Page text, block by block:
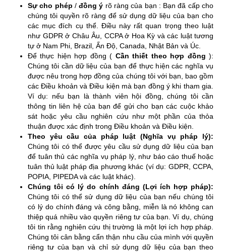
Sự cho phép /đồng ý rõ ràng của bạn : Bạn đã cấp cho
chúng tôi quyền rõ ràng để sử dụng dữ liệu của bạn cho
các mục đích cụ thể. Điều này rất quan trọng theo luật
như GDPR ở Châu Âu, CCPA ở Hoa Kỳ và các luật tương
tự ở Nam Phi, Brazil, Ấn Độ, Canada, Nhật Bản và Úc.
Để thực hiện hợp đồng ( Cần thiết theo hợp đồng):
Chúng tôi cần dữ liệu của bạn để thực hiện các nghĩa vụ
được nêu trong hợp đồng của chúng tôi với bạn, bao gồm
các Điều khoản và Điều kiện mà bạn đồng ý khi tham gia.
Ví dụ: nếu bạn là thành viên hội đồng, chúng tôi cần
thông tin liên hệ của bạn để gửi cho bạn các cuộc khảo
sát hoặc yêu cầu nghiên cứu như một phần của thỏa
thuận được xác định trong Điều khoản và Điều kiện.
Theo yêu cầu của pháp luật (Nghĩa vụ pháp lý):
Chúng tôi có thể được yêu cầu sử dụng dữ liệu của bạn
để tuân thủ các nghĩa vụ pháp lý, như báo cáo thuế hoặc
tuân thủ luật pháp địa phương khác (ví dụ: GDPR, CCPA,
POPIA, PIPEDA và các luật khác).
Chúng tôi có lý do chính đáng (Lợi ích hợp pháp):
Chúng tôi có thể sử dụng dữ liệu của bạn nếu chúng tôi
có lý do chính đáng và công bằng, miễn là nó không can
thiệp quá nhiều vào quyền riêng tư của bạn. Ví dụ, chúng
tôi tin rằng nghiên cứu thị trường là một lợi ích hợp pháp.
Chúng tôi cân bằng cẩn thận nhu cầu của mình với quyền
riêng tư của bạn và chỉ sử dụng dữ liệu của bạn theo